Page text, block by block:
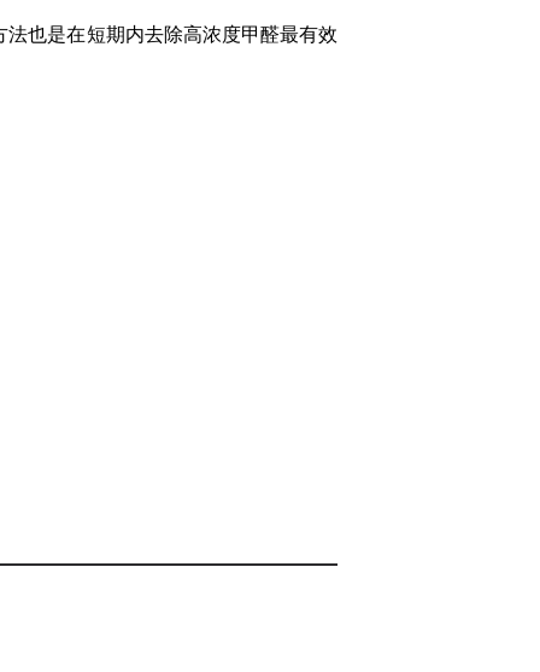
也是在短期内去除高浓度甲醛最有效